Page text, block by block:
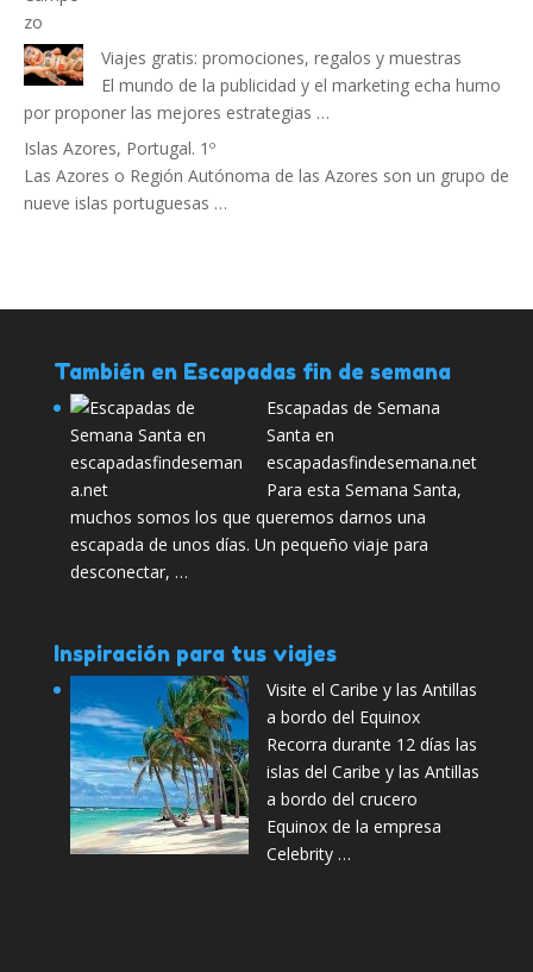
Viajes gratis: promociones, regalos y muestras
El mundo de la publicidad y el marketing echa humo
por proponer las mejores estrategias …
Islas Azores, Portugal. 1º
Las Azores o Región Autónoma de las Azores son un grupo de
nueve islas portuguesas …
También en Escapadas fin de semana
Escapadas de Semana
Santa en
escapadasfindesemana.net
Para esta Semana Santa,
muchos somos los que queremos darnos una
escapada de unos días. Un pequeño viaje para
desconectar, …
Inspiración para tus viajes
Visite el Caribe y las Antillas
a bordo del Equinox
Recorra durante 12 días las
islas del Caribe y las Antillas
a bordo del crucero
Equinox de la empresa
Celebrity …